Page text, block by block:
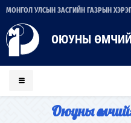
МОНГОЛ УЛСЫН ЗАСГИЙН ГАЗРЫН
ОЮУНЫ
Оюуны